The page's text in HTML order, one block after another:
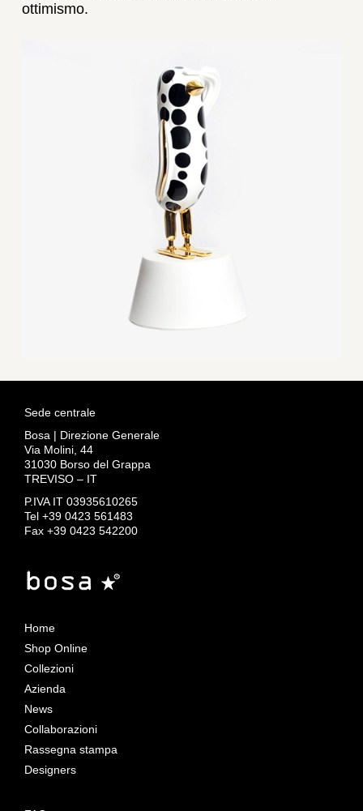
ottimismo.
Sede centrale
Bosa | Direzione Generale
Via Molini, 44
31030 Borso del Grappa
TREVISO – IT
P.IVA IT 03935610265
Tel +39 0423 561483
Fax +39 0423 542200
Home
Shop Online
Collezioni
Azienda
News
Collaborazioni
Rassegna stampa
Designers